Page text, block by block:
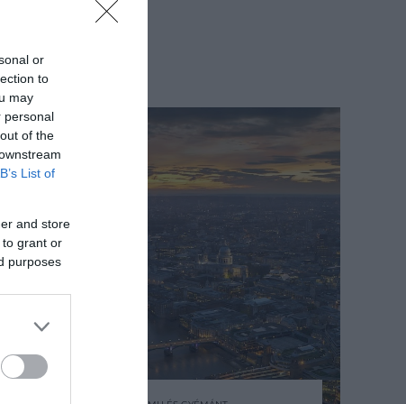
or
to
may
personal
of the
List of
and store
to grant or
purposes